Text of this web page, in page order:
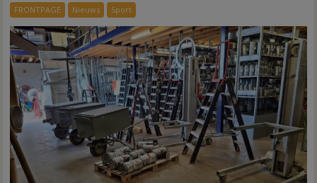
kunstgras
weg
in
Hardenberg
en
Sibculo
FRONTPAGE Nieuws Sport